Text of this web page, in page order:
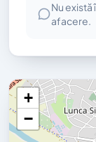
Nu
afacere.
+
−